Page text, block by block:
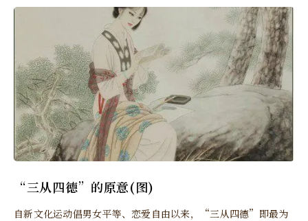
“三从四德”的原意(图)
自新文化运动倡男女平等、恋爱自由以来，“三从四德”即最为